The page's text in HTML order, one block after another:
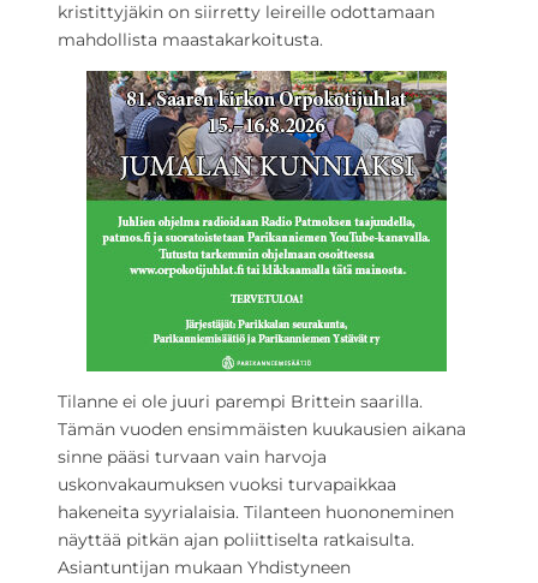
kristittyjäkin on siirretty leireille odottamaan
mahdollista maastakarkoitusta.
Tilanne ei ole juuri parempi Brittein saarilla.
Tämän vuoden ensimmäisten kuukausien aikana
sinne pääsi turvaan vain harvoja
uskonvakaumuksen vuoksi turvapaikkaa
hakeneita syyrialaisia. Tilanteen huononeminen
näyttää pitkän ajan poliittiselta ratkaisulta.
Asiantuntijan mukaan Yhdistyneen